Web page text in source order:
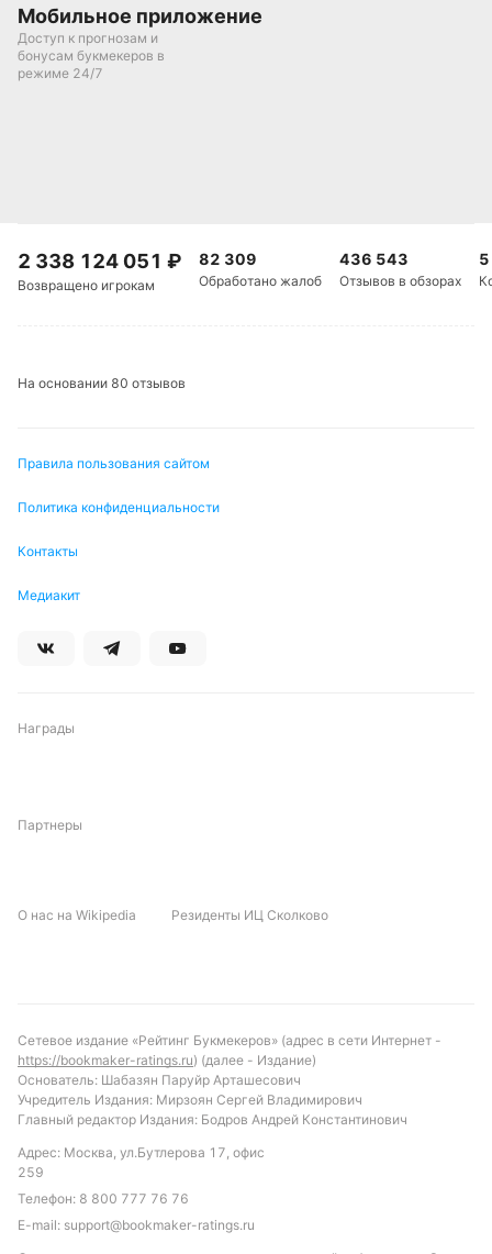
Мобильное приложение
Доступ к прогнозам и
бонусам букмекеров в
режиме 24/7
2 338 124 051 ₽
Возвращено игрокам
82 309
Обработано жалоб
436 543
Отзывов в обзорах
На основании 80 отзывов
Правила пользования сайтом
Политика конфиденциальности
Контакты
Медиакит
Награды
Партнеры
О нас на Wikipedia Резиденты ИЦ Сколково
Сетевое издание «Рейтинг Букмекеров» (адрес в сети Интернет -
https://bookmaker-ratings.ru) (далее - Издание)
Основатель: Шабазян Паруйр Арташесович
Учредитель Издания: Мирзоян Сергей Владимирович
Главный редактор Издания: Бодров Андрей Константинович
Адрес: Москва, ул.Бутлерова 17, офис
259
Телефон: 8 800 777 76 76
E-mail: support@bookmaker-ratings.ru